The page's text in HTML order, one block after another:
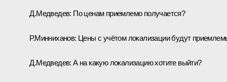
Д.Медведев: По ценам приемлемо получается?
Р.Минниханов: Цены с учётом локализации будут
Д.Медведев: А на какую локализацию хотите выйти?